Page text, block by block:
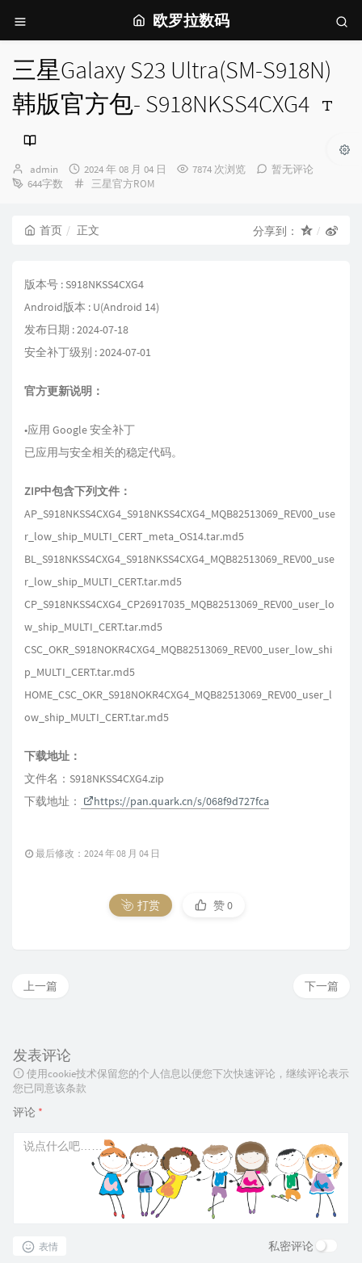
欧罗拉数码
三星Galaxy S23 Ultra(SM-S918N)
韩版官方包- S918NKSS4CXG4
博
主：
admin
发
布
2024 年 08 月 04 日 7874 次浏览
暂无评论
644字数
分
三星官方ROM
首页 正文 分享到：
版本号 : S918NKSS4CXG4
Android版本 : U(Android 14)
发布日期 : 2024-07-18
安全补丁级别 : 2024-07-01
官方更新说明：
•应用 Google 安全补丁
已应用与安全相关的稳定代码。
ZIP中包含下列文件：
AP_S918NKSS4CXG4_S918NKSS4CXG4_MQB82513069_REV00_use
r_low_ship_MULTI_CERT_meta_OS14.tar.md5
BL_S918NKSS4CXG4_S918NKSS4CXG4_MQB82513069_REV00_use
r_low_ship_MULTI_CERT.tar.md5
CP_S918NKSS4CXG4_CP26917035_MQB82513069_REV00_user_lo
w_ship_MULTI_CERT.tar.md5
CSC_OKR_S918NOKR4CXG4_MQB82513069_REV00_user_low_shi
p_MULTI_CERT.tar.md5
HOME_CSC_OKR_S918NOKR4CXG4_MQB82513069_REV00_user_l
ow_ship_MULTI_CERT.tar.md5
下载地址：
文件名：S918NKSS4CXG4.zip
下载地址：
https://pan.quark.cn/s/068f9d727fca
最后修改：2024 年 08 月 04 日
打赏 赞0
下一篇
上一篇
发表评论
使用cookie技术保留您的个人信息以便您下次快速评论，继续评论表示
您已同意该条款
评论 *
表情 私密评论